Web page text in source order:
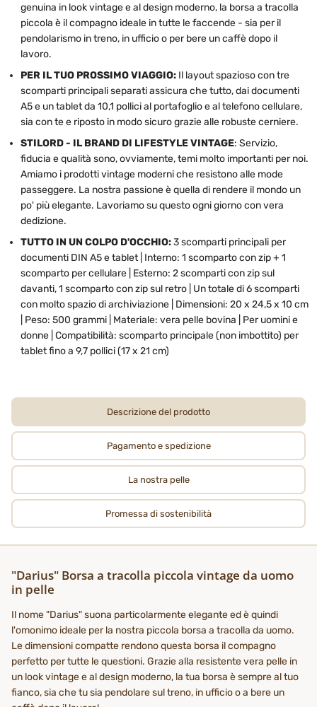
genuina in look vintage e al design moderno, la borsa a tracolla
piccola è il compagno ideale in tutte le faccende - sia per il
pendolarismo in treno, in ufficio o per bere un caffè dopo il
lavoro.
PER IL TUO PROSSIMO VIAGGIO: Il layout spazioso con tre
scomparti principali separati assicura che tutto, dai documenti
A5 e un tablet da 10,1 pollici al portafoglio e al telefono cellulare,
sia con te e riposto in modo sicuro grazie alle robuste cerniere.
STILORD - IL BRAND DI LIFESTYLE VINTAGE: Servizio,
fiducia e qualità sono, ovviamente, temi molto importanti per noi.
Amiamo i prodotti vintage moderni che resistono alle mode
passeggere. La nostra passione è quella di rendere il mondo un
po' più elegante. Lavoriamo su questo ogni giorno con vera
dedizione.
TUTTO IN UN COLPO D'OCCHIO:3 scomparti principali per
documenti DIN A5 e tablet | Interno: 1 scomparto con zip + 1
scomparto per cellulare | Esterno: 2 scomparti con zip sul
davanti, 1 scomparto con zip sul retro | Un totale di 6 scomparti
con molto spazio di archiviazione | Dimensioni: 20 x 24,5 x 10 cm
| Peso: 500 grammi | Materiale: vera pelle bovina | Per uomini e
donne | Compatibilità: scomparto principale (non imbottito) per
tablet fino a 9,7 pollici (17 x 21 cm)
Descrizione del prodotto
Pagamento e spedizione
La nostra pelle
Promessa di sostenibilità
"Darius" Borsa a tracolla piccola vintage da uomo
in pelle
Il nome "Darius" suona particolarmente elegante ed è quindi
l'omonimo ideale per la nostra piccola borsa a tracolla da uomo.
Le dimensioni compatte rendono questa borsa il compagno
perfetto per tutte le questioni. Grazie alla resistente vera pelle in
un look vintage e al design moderno, la tua borsa è sempre al tuo
fianco, sia che tu sia pendolare sul treno, in ufficio o a bere un